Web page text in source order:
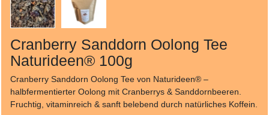
Cranberry Sanddorn Oolong Tee
Naturideen® 100g
Cranberry Sanddorn Oolong Tee von Naturideen® –
halbfermentierter Oolong mit Cranberrys & Sanddornbeeren.
Fruchtig, vitaminreich & sanft belebend durch natürliches Koffein.